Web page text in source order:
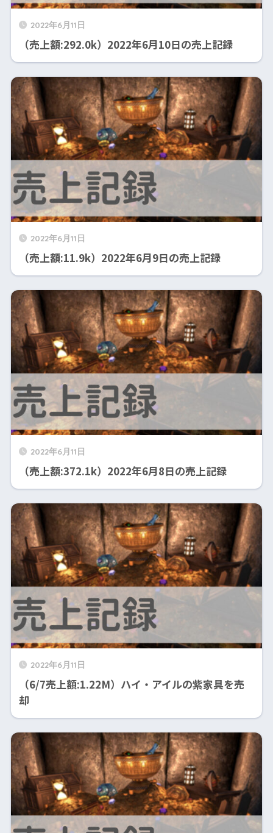
2022年6月11日
（売上額:292.0k）2022年6月10日の売上記録
2022年6月11日
（売上額:11.9k）2022年6月9日の売上記録
2022年6月11日
（売上額:372.1k）2022年6月8日の売上記録
2022年6月11日
（6/7売上額:1.22M）ハイ・アイルの紫家具を売
却